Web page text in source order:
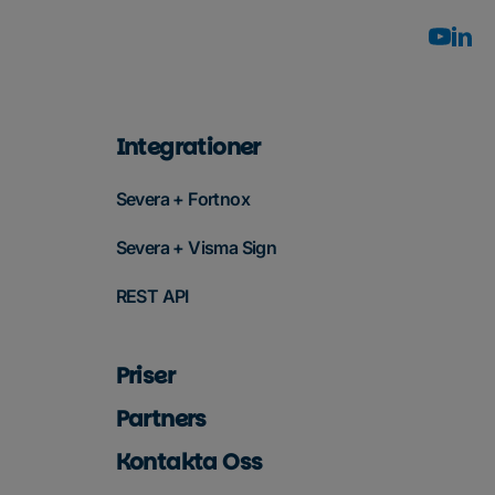
Integrationer
Severa + Fortnox
Severa + Visma Sign
REST API
Priser
Partners
Kontakta Oss